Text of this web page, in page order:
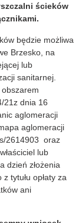
ścieków
będzie możliwa
Brzesko, na
lub
sanitarnej.
21z dnia 16
aglomeracji
aglomeracji
2614903 oraz
lub
dzień złożenia
tytułu opłaty za
ani